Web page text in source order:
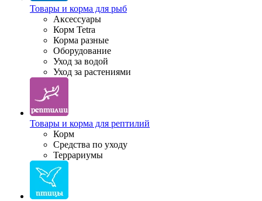
Товары и корма для рыб
Аксессуары
Корм Tetra
Корма разные
Оборудование
Уход за водой
Уход за растениями
Товары и корма для рептилий
Корм
Средства по уходу
Террариумы